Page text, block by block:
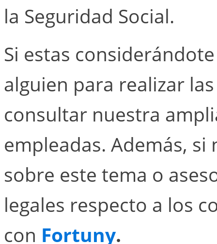
la Seguridad Social.
Si estas
alguien para realizar
consultar nuestra
empleadas. Además,
sobre este tema o
legales respecto a los
con Fortuny.